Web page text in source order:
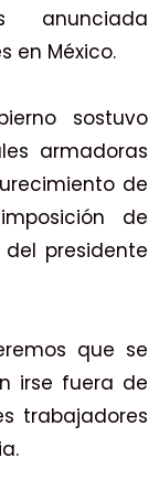
anunciada
en México.
sostuvo
armadoras
de
de
presidente
que se
irse fuera de
trabajadores